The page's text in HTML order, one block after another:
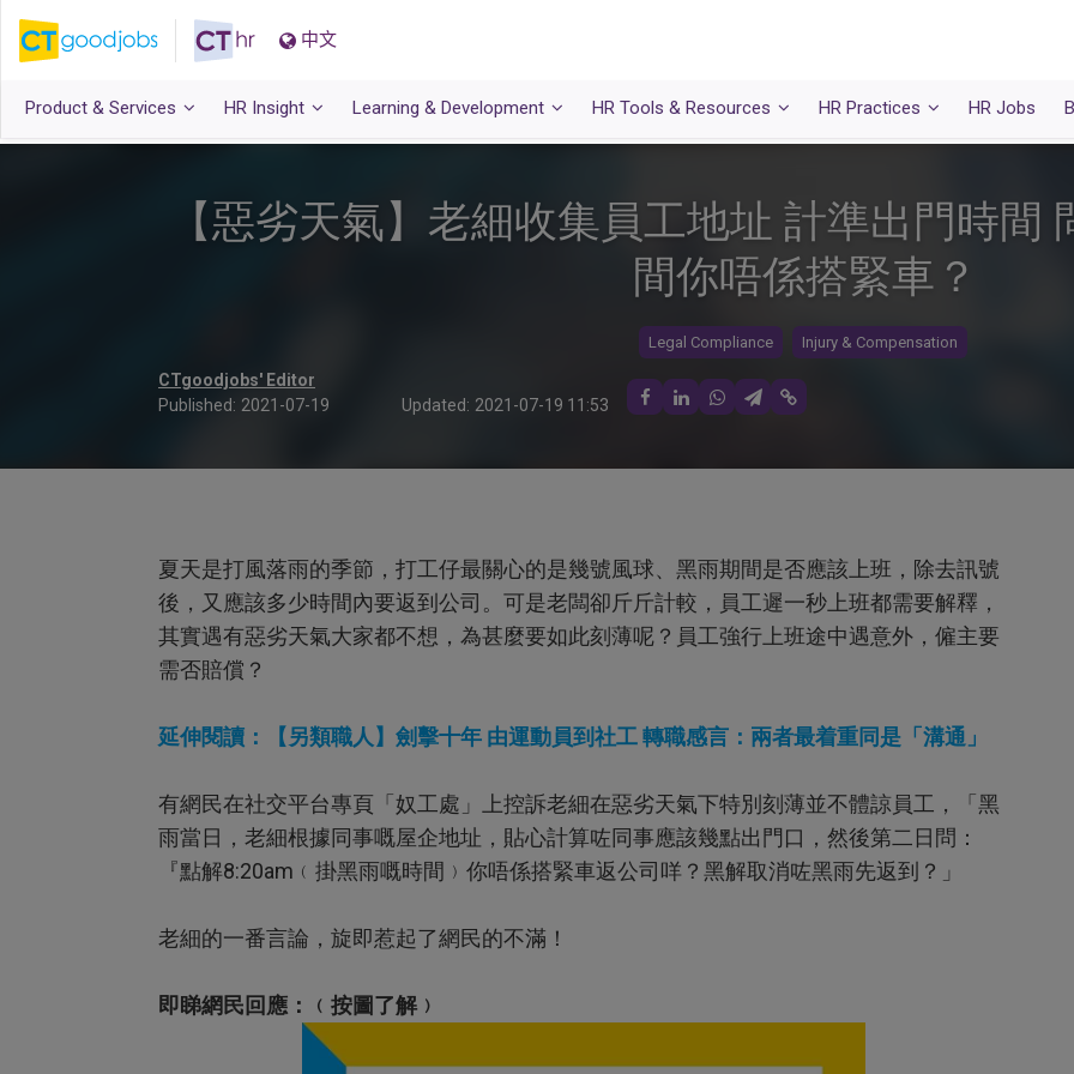
中文
Product & Services HR Insight Learning & Development HR Tools & Resources HR Practices HR Jobs
【惡劣天氣】老細收集員工地址 計準出門時間
間你唔係搭緊車？
Legal Compliance Injury & Compensation
CTgoodjobs' Editor
Published: 2021-07-19 Updated: 2021-07-19 11:53
夏天是打風落雨的季節，打工仔最關心的是幾號風球、黑雨期間是否應該上班，除去訊號
後，又應該多少時間內要返到公司。可是老闆卻斤斤計較，員工遲一秒上班都需要解釋，
其實遇有惡劣天氣大家都不想，為甚麼要如此刻薄呢？員工強行上班途中遇意外，僱主要
需否賠償？
延伸閱讀：【另類職人】劍擊十年 由運動員到社工 轉職感言：兩者最着重同是「溝通」
有網民在社交平台專頁「奴工處」上控訴老細在惡劣天氣下特別刻薄並不體諒員工，「黑
雨當日，老細根據同事嘅屋企地址，貼心計算咗同事應該幾點出門口，然後第二日問：
『點解8:20am﹙掛黑雨嘅時間﹚你唔係搭緊車返公司咩？黑解取消咗黑雨先返到？」
老細的一番言論，旋即惹起了網民的不滿！
即睇網民回應：﹙按圖了解﹚